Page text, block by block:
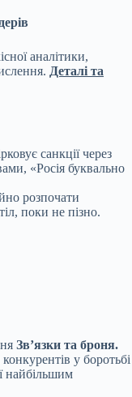
аналітики,
Деталі та
санкції через
«Росія буквально
розпочати
поки не пізно.
Зв’язки та броня.
у боротьбі
найбільшим